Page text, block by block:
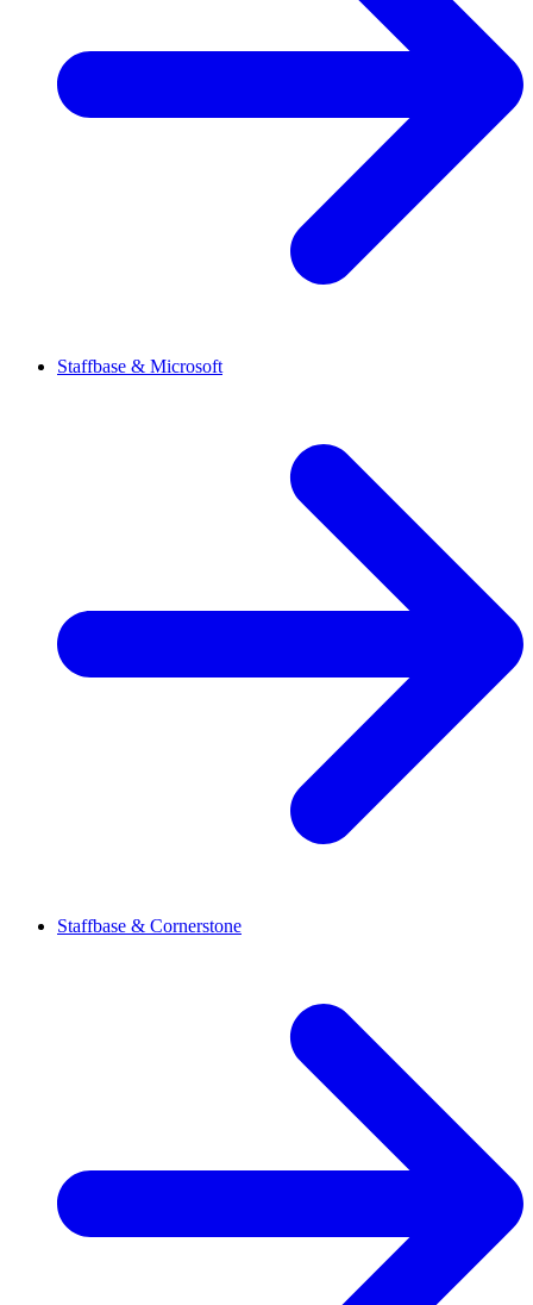
Staffbase & Microsoft
Staffbase & Cornerstone